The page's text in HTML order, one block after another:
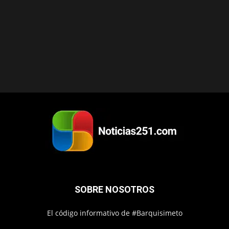
SOBRE NOSOTROS
El código informativo de #Barquisimeto